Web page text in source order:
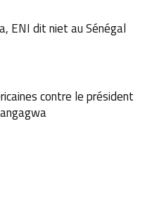
ENI dit niet au Sénégal
contre le président